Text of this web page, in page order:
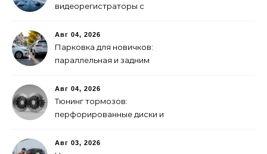
видеорегистраторы с
2026 года
Авг 04, 2026
Парковка для новичков:
параллельная и задним
Авг 04, 2026
Тюнинг тормозов:
перфорированные диски и
суппорты
Авг 03, 2026